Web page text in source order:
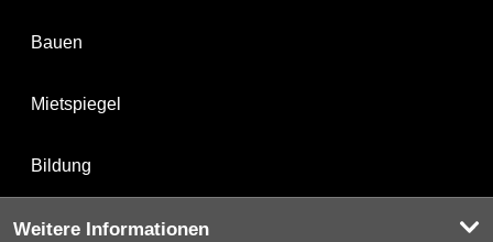
Bauen
Mietspiegel
Bildung
Weitere Informationen